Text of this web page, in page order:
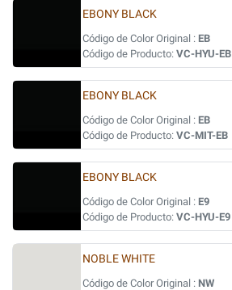
EBONY BLACK
Código de Color Original : EB
Código de Producto: VC-HYU-EB
EBONY BLACK
Código de Color Original : EB
Código de Producto: VC-MIT-EB
EBONY BLACK
Código de Color Original : E9
Código de Producto: VC-HYU-E9
NOBLE WHITE
Código de Color Original : NW